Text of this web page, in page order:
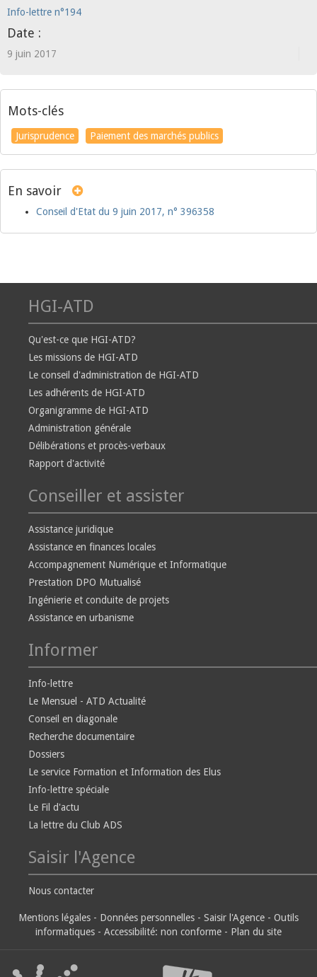
Info-lettre n°194
Date :
9 juin 2017
Mots-clés
Jurisprudence Paiement des marchés publics
En savoir
Conseil d'Etat du 9 juin 2017, n° 396358
HGI-ATD
Qu'est-ce que HGI-ATD?
Les missions de HGI-ATD
Le conseil d'administration de HGI-ATD
Les adhérents de HGI-ATD
Organigramme de HGI-ATD
Administration générale
Délibérations et procès-verbaux
Rapport d'activité
Conseiller et assister
Assistance juridique
Assistance en finances locales
Accompagnement Numérique et Informatique
Prestation DPO Mutualisé
Ingénierie et conduite de projets
Assistance en urbanisme
Informer
Info-lettre
Le Mensuel - ATD Actualité
Conseil en diagonale
Recherche documentaire
Dossiers
Le service Formation et Information des Elus
Info-lettre spéciale
Le Fil d'actu
La lettre du Club ADS
Saisir l'Agence
Nous contacter
Mentions légales - Données personnelles - Saisir l'Agence - Outils
informatiques - Accessibilité: non conforme - Plan du site